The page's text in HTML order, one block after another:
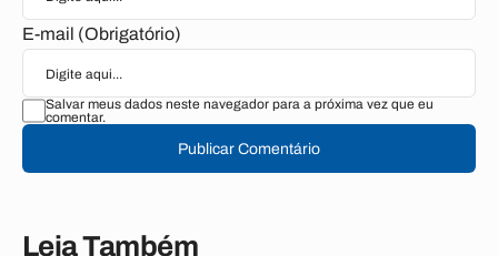
E-mail (Obrigatório)
Salvar meus dados neste navegador para a próxima vez que eu
comentar.
Publicar Comentário
Leia Também